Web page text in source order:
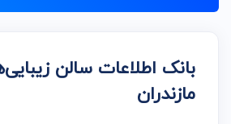
بانک اطلاعات سالن
مازندران